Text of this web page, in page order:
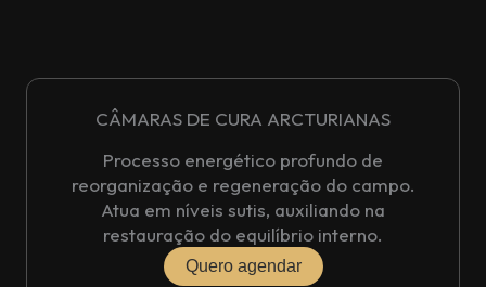
CÂMARAS DE CURA ARCTURIANAS
Processo energético profundo de
reorganização e regeneração do campo.
Atua em níveis sutis, auxiliando na
restauração do equilíbrio interno.
Quero agendar